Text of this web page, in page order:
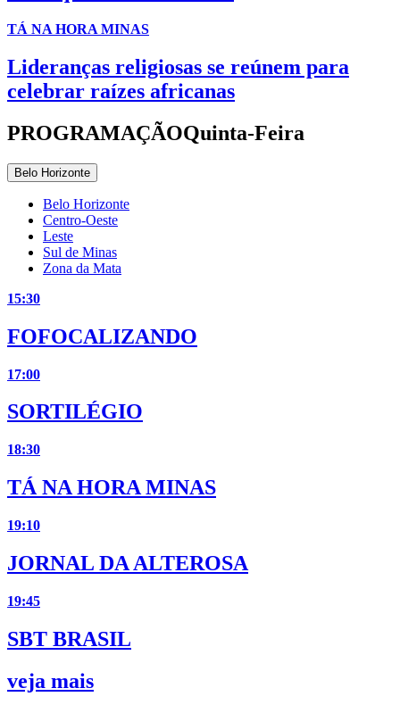
TÁ NA HORA MINAS
Lideranças religiosas se reúnem para
celebrar raízes africanas
PROGRAMAÇÃOQuinta-Feira
Belo Horizonte
Belo Horizonte
Centro-Oeste
Leste
Sul de Minas
Zona da Mata
15:30
FOFOCALIZANDO
17:00
SORTILÉGIO
18:30
TÁ NA HORA MINAS
19:10
JORNAL DA ALTEROSA
19:45
SBT BRASIL
veja mais